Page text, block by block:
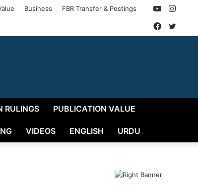
Business FBR Transfer & Postings
YouTube
Facebook
RULINGS PUBLICATION VALUE
VIDEOS ENGLISH URDU